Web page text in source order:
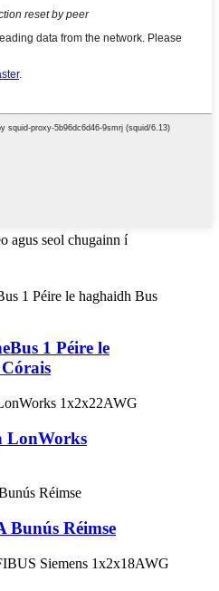
agus seol chugainn í
1 Péire le
LonWorks
Bunús Réimse